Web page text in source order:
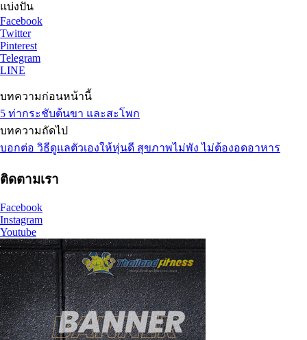
แบ่งปัน
Facebook
Twitter
Pinterest
Telegram
LINE
บทความก่อนหน้านี้
5 ท่ากระชับต้นขา และสะโพก
บทความถัดไป
บอกต่อ วิธีดูแลตัวเองให้หุ่นดี สุขภาพไม่พัง ไม่ต้องอดอาหาร
ติดตามเรา
Facebook
Instagram
Youtube